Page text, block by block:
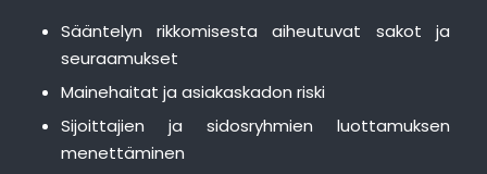
Sääntelyn rikkomisesta aiheutuvat sakot ja
seuraamukset
Mainehaitat ja asiakaskadon riski
Sijoittajien ja sidosryhmien luottamuksen
menettäminen